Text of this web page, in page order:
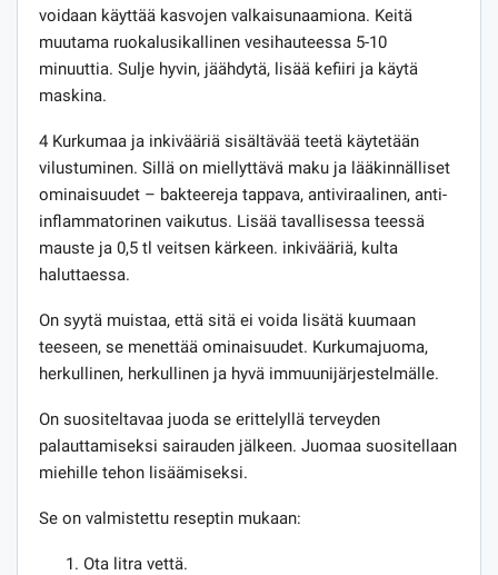
voidaan käyttää kasvojen valkaisunaamiona. Keitä
muutama ruokalusikallinen vesihauteessa 5-10
minuuttia. Sulje hyvin, jäähdytä, lisää kefiiri ja käytä
maskina.
4 Kurkumaa ja inkivääriä sisältävää teetä käytetään
vilustuminen. Sillä on miellyttävä maku ja lääkinnälliset
ominaisuudet – bakteereja tappava, antiviraalinen, anti-
inflammatorinen vaikutus. Lisää tavallisessa teessä
mauste ja 0,5 tl veitsen kärkeen. inkivääriä, kulta
haluttaessa.
On syytä muistaa, että sitä ei voida lisätä kuumaan
teeseen, se menettää ominaisuudet. Kurkumajuoma,
herkullinen, herkullinen ja hyvä immuunijärjestelmälle.
On suositeltavaa juoda se erittelyllä terveyden
palauttamiseksi sairauden jälkeen. Juomaa suositellaan
miehille tehon lisäämiseksi.
Se on valmistettu reseptin mukaan:
Ota litra vettä.